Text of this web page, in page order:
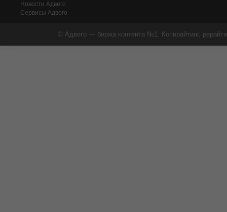
Новости Адвего
Сервисы Адвего
© Адвего — биржа контента №1. Копирайтинг,